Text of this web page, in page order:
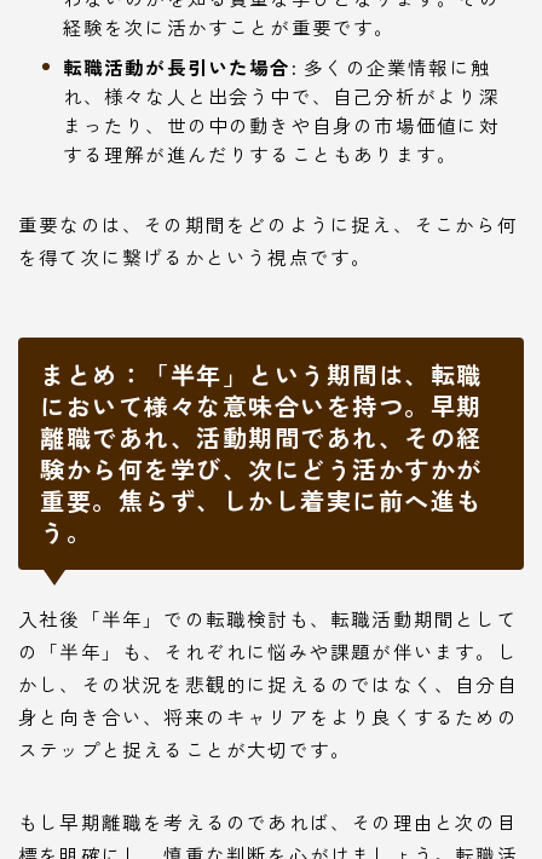
経験を次に活かすことが重要です。
転職活動が長引いた場合: 多くの企業情報に触
れ、様々な人と出会う中で、自己分析がより深
まったり、世の中の動きや自身の市場価値に対
する理解が進んだりすることもあります。
重要なのは、その期間をどのように捉え、そこから何
を得て次に繋げるかという視点です。
まとめ：「半年」という期間は、転職
において様々な意味合いを持つ。早期
離職であれ、活動期間であれ、その経
験から何を学び、次にどう活かすかが
重要。焦らず、しかし着実に前へ進も
う。
入社後「半年」での転職検討も、転職活動期間として
の「半年」も、それぞれに悩みや課題が伴います。し
かし、その状況を悲観的に捉えるのではなく、自分自
身と向き合い、将来のキャリアをより良くするための
ステップと捉えることが大切です。
もし早期離職を考えるのであれば、その理由と次の目
標を明確にし、慎重な判断を心がけましょう。転職活